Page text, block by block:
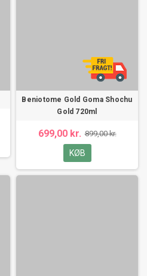
Beniotome Gold Goma Shochu
Gold 720ml
699,00 kr. 899,00 kr.
KØB